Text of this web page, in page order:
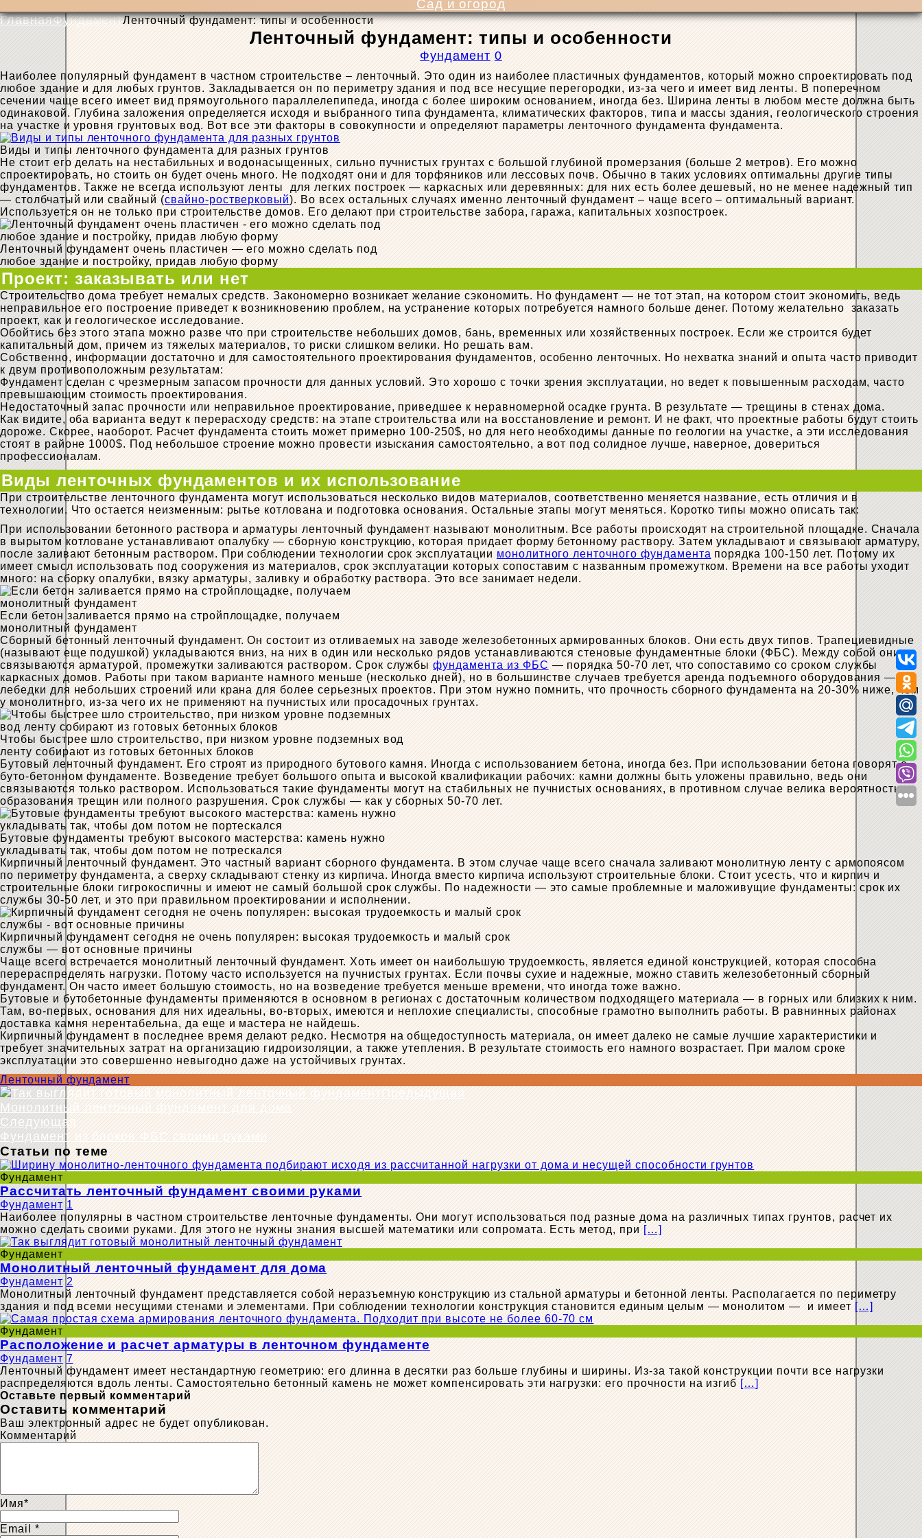
Сад и огород
ГлавнаяФундаментЛенточный фундамент: типы и особенности
Ленточный фундамент: типы и особенности
Фундамент 0
Наиболее популярный фундамент в частном строительстве – ленточный. Это один из наиболее пластичных фундаментов, который можно спроектировать под
любое здание и для любых грунтов. Закладывается он по периметру здания и под все несущие перегородки, из-за чего и имеет вид ленты. В поперечном
сечении чаще всего имеет вид прямоугольного параллелепипеда, иногда с более широким основанием, иногда без. Ширина ленты в любом месте должна быть
одинаковой. Глубина заложения определяется исходя и выбранного типа фундамента, климатических факторов, типа и массы здания, геологического строения
на участке и уровня грунтовых вод. Вот все эти факторы в совокупности и определяют параметры ленточного фундамента фундамента.
Виды и типы ленточного фундамента для разных грунтов
Не стоит его делать на нестабильных и водонасыщенных, сильно пучнистых грунтах с большой глубиной промерзания (больше 2 метров). Его можно
спроектировать, но стоить он будет очень много. Не подходят они и для торфяников или лессовых почв. Обычно в таких условиях оптимальны другие типы
фундаментов. Также не всегда используют ленты для легких построек — каркасных или деревянных: для них есть более дешевый, но не менее надежный тип
— столбчатый или свайный (свайно-ростверковый). Во всех остальных случаях именно ленточный фундамент – чаще всего – оптимальный вариант.
Используется он не только при строительстве домов. Его делают при строительстве забора, гаража, капитальных хозпостроек.
Ленточный фундамент очень пластичен — его можно сделать под
любое здание и постройку, придав любую форму
Проект: заказывать или нет
Строительство дома требует немалых средств. Закономерно возникает желание сэкономить. Но фундамент — не тот этап, на котором стоит экономить, ведь
неправильное его построение приведет к возникновению проблем, на устранение которых потребуется намного больше денег. Потому желательно заказать
проект, как и геологическое исследование.
Обойтись без этого этапа можно разве что при строительстве небольших домов, бань, временных или хозяйственных построек. Если же строится будет
капитальный дом, причем из тяжелых материалов, то риски слишком велики. Но решать вам.
Собственно, информации достаточно и для самостоятельного проектирования фундаментов, особенно ленточных. Но нехватка знаний и опыта часто приводит
к двум противоположным результатам:
Фундамент сделан с чрезмерным запасом прочности для данных условий. Это хорошо с точки зрения эксплуатации, но ведет к повышенным расходам, часто
превышающим стоимость проектирования.
Недостаточный запас прочности или неправильное проектирование, приведшее к неравномерной осадке грунта. В результате — трещины в стенах дома.
Как видите, оба варианта ведут к перерасходу средств: на этапе строительства или на восстановление и ремонт. И не факт, что проектные работы будут стоить
дороже. Скорее, наоборот. Расчет фундамента стоить может примерно 100-250$, но для него необходимы данные по геологии на участке, а эти исследования
стоят в районе 1000$. Под небольшое строение можно провести изыскания самостоятельно, а вот под солидное лучше, наверное, довериться
профессионалам.
Виды ленточных фундаментов и их использование
При строительстве ленточного фундамента могут использоваться несколько видов материалов, соответственно меняется название, есть отличия и в
технологии. Что остается неизменным: рытье котлована и подготовка основания. Остальные этапы могут меняться. Коротко типы можно описать так:
При использовании бетонного раствора и арматуры ленточный фундамент называют монолитным. Все работы происходят на строительной площадке. Сначала
в вырытом котловане устанавливают опалубку — сборную конструкцию, которая придает форму бетонному раствору. Затем укладывают и связывают арматуру,
после заливают бетонным раствором. При соблюдении технологии срок эксплуатации монолитного ленточного фундамента порядка 100-150 лет. Потому их
имеет смысл использовать под сооружения из материалов, срок эксплуатации которых сопоставим с названным промежутком. Времени на все работы уходит
много: на сборку опалубки, вязку арматуры, заливку и обработку раствора. Это все занимает недели.
Если бетон заливается прямо на стройплощадке, получаем
монолитный фундамент
Сборный бетонный ленточный фундамент. Он состоит из отливаемых на заводе железобетонных армированных блоков. Они есть двух типов. Трапециевидные
(называют еще подушкой) укладываются вниз, на них в один или несколько рядов устанавливаются стеновые фундаментные блоки (ФБС). Между собой они
связываются арматурой, промежутки заливаются раствором. Срок службыфундамента из ФБС — порядка 50-70 лет, что сопоставимо со сроком службы
каркасных домов. Работы при таком варианте намного меньше (несколько дней), но в большинстве случаев требуется аренда подъемного оборудования —
лебедки для небольших строений или крана для более серьезных проектов. При этом нужно помнить, что прочность сборного фундамента на 20-30% ниже, чем
у монолитного, из-за чего их не применяют на пучнистых или просадочных грунтах.
Чтобы быстрее шло строительство, при низком уровне подземных вод
ленту собирают из готовых бетонных блоков
Бутовый ленточный фундамент. Его строят из природного бутового камня. Иногда с использованием бетона, иногда без. При использовании бетона говорят о
буто-бетонном фундаменте. Возведение требует большого опыта и высокой квалификации рабочих: камни должны быть уложены правильно, ведь они
связываются только раствором. Использоваться такие фундаменты могут на стабильных не пучнистых основаниях, в противном случае велика вероятность
образования трещин или полного разрушения. Срок службы — как у сборных 50-70 лет.
Бутовые фундаменты требуют высокого мастерства: камень нужно
укладывать так, чтобы дом потом не потрескался
Кирпичный ленточный фундамент. Это частный вариант сборного фундамента. В этом случае чаще всего сначала заливают монолитную ленту с армопоясом
по периметру фундамента, а сверху складывают стенку из кирпича. Иногда вместо кирпича используют строительные блоки. Стоит усесть, что и кирпич и
строительные блоки гигрокоспичны и имеют не самый большой срок службы. По надежности — это самые проблемные и маложивущие фундаменты: срок их
службы 30-50 лет, и это при правильном проектировании и исполнении.
Кирпичный фундамент сегодня не очень популярен: высокая трудоемкость и малый срок
службы — вот основные причины
Чаще всего встречается монолитный ленточный фундамент. Хоть имеет он наибольшую трудоемкость, является единой конструкцией, которая способна
перераспределять нагрузки. Потому часто используется на пучнистых грунтах. Если почвы сухие и надежные, можно ставить железобетонный сборный
фундамент. Он часто имеет большую стоимость, но на возведение требуется меньше времени, что иногда тоже важно.
Бутовые и бутобетонные фундаменты применяются в основном в регионах с достаточным количеством подходящего материала — в горных или близких к ним.
Там, во-первых, основания для них идеальны, во-вторых, имеются и неплохие специалисты, способные грамотно выполнить работы. В равнинных районах
доставка камня нерентабельна, да еще и мастера не найдешь.
Кирпичный фундамент в последнее время делают редко. Несмотря на общедоступность материала, он имеет далеко не самые лучшие характеристики и
требует значительных затрат на организацию гидроизоляции, а также утепления. В результате стоимость его намного возрастает. При малом сроке
эксплуатации это совершенно невыгодно даже на устойчивых грунтах.
Ленточный фундамент
Предыдущая
Монолитный ленточный фундамент для дома
Следующая
Фундамент из блоков ФБС своими руками
Статьи по теме
Фундамент
Рассчитать ленточный фундамент своими руками
Фундамент 1
Наиболее популярны в частном строительстве ленточные фундаменты. Они могут использоваться под разные дома на различных типах грунтов, расчет их
можно сделать своими руками. Для этого не нужны знания высшей математики или сопромата. Есть метод, при […]
Фундамент
Монолитный ленточный фундамент для дома
Фундамент 2
Монолитный ленточный фундамент представляется собой неразъемную конструкцию из стальной арматуры и бетонной ленты. Располагается по периметру
здания и под всеми несущими стенами и элементами. При соблюдении технологии конструкция становится единым целым — монолитом — и имеет […]
Фундамент
Расположение и расчет арматуры в ленточном фундаменте
Фундамент 7
Ленточный фундамент имеет нестандартную геометрию: его длинна в десятки раз больше глубины и ширины. Из-за такой конструкции почти все нагрузки
распределяются вдоль ленты. Самостоятельно бетонный камень не может компенсировать эти нагрузки: его прочности на изгиб […]
Оставьте первый комментарий
Оставить комментарий
Ваш электронный адрес не будет опубликован.
Комментарий
Имя*
Email *